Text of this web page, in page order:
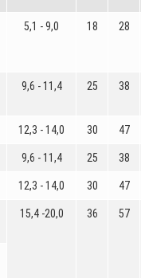
5,1 - 9,0 18 28
9,6 - 11,4 25 38
12,3 - 14,0 30 47
9,6 - 11,4 25 38
12,3 - 14,0 30 47
15,4 -20,0 36 57